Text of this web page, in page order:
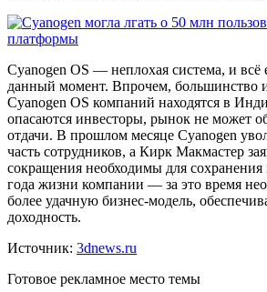
Cyanogen OS — неплохая система, и всё
данный момент. Впрочем, большинство
Cyanogen OS компаний находятся в
опасаются инвесторы, рынок не может
отдачи. В прошлом месяце Cyanogen
часть сотрудников, а Кирк Макмастер
сокращения необходимы для сохранения
года жизни компании — за это время
более удачную бизнес-модель,
доходность.
Источник: 3dnews.ru
Готовое рекламное место темы